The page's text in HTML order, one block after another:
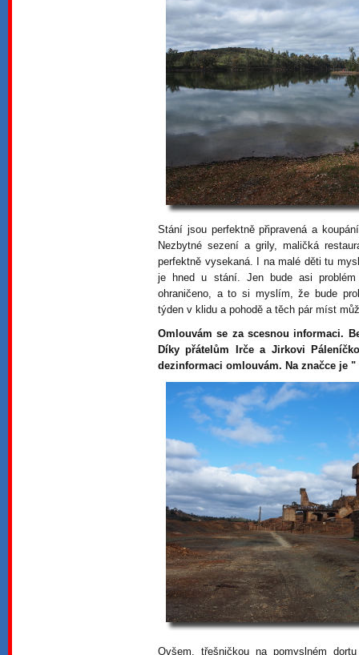
Stání jsou perfektně připravená a
Nezbytné sezení a grily, maličká
perfektně vysekaná. I na malé děti tu
je hned u stání. Jen bude asi
ohraničeno, a to si myslím, že bude
týden v klidu a pohodě a těch pár míst
Omlouvám se za scesnou informaci.
Díky přátelům Irče a Jirkovi
dezinformaci omlouvám. Na značce je
Ovšem, třešničkou na pomyslném